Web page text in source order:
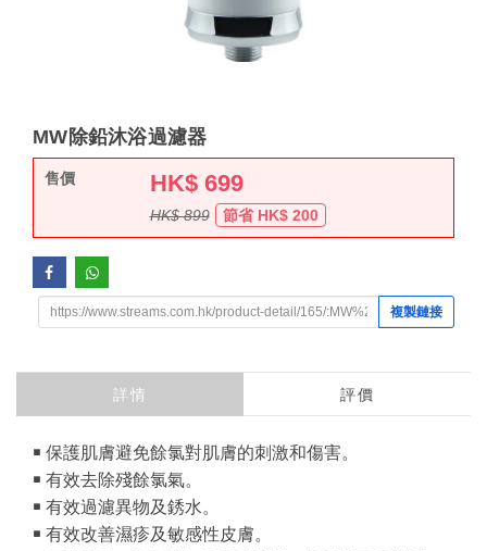
MW除鉛沐浴過濾器
售價 HK$ 699
HK$ 899 節省 HK$ 200
複製鏈接
詳情 評價
￭ 保護肌膚避免餘氯對肌膚的刺激和傷害。
￭ 有效去除殘餘氯氣。
￭ 有效過濾異物及銹水。
￭ 有效改善濕疹及敏感性皮膚。